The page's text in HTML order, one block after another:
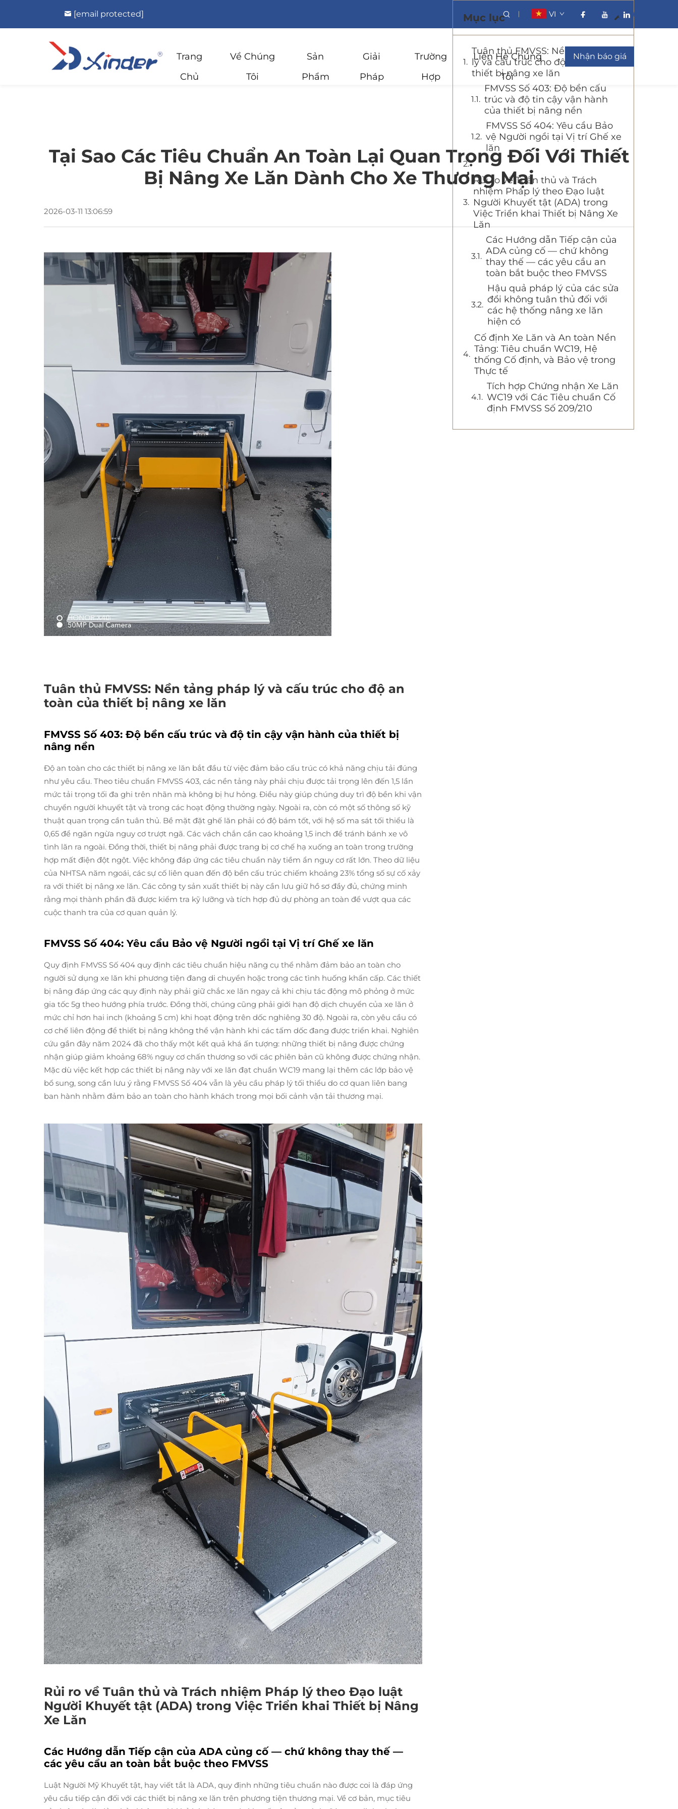
[email protected] VI
Trang
Chủ
Về Chúng
Tôi
Sản
Phẩm
Giải
Pháp
Trường
Hợp
Liên Hệ Chúng
Tôi
Nhận báo giá
Tại Sao Các Tiêu Chuẩn An Toàn Lại Quan Trọng Đối Với Thiết
Bị Nâng Xe Lăn Dành Cho Xe Thương Mại
2026-03-11 13:06:59
Tuân thủ FMVSS: Nền tảng pháp lý và cấu trúc cho độ an
toàn của thiết bị nâng xe lăn
FMVSS Số 403: Độ bền cấu trúc và độ tin cậy vận hành của thiết bị
nâng nền
Độ an toàn cho các thiết bị nâng xe lăn bắt đầu từ việc đảm bảo cấu trúc có khả năng chịu tải đúng
như yêu cầu. Theo tiêu chuẩn FMVSS 403, các nền tảng này phải chịu được tải trọng lên đến 1,5 lần
mức tải trọng tối đa ghi trên nhãn mà không bị hư hỏng. Điều này giúp chúng duy trì độ bền khi vận
chuyển người khuyết tật và trong các hoạt động thường ngày. Ngoài ra, còn có một số thông số kỹ
thuật quan trọng cần tuân thủ. Bề mặt đặt ghế lăn phải có độ bám tốt, với hệ số ma sát tối thiểu là
0,65 để ngăn ngừa nguy cơ trượt ngã. Các vách chắn cần cao khoảng 1,5 inch để tránh bánh xe vô
tình lăn ra ngoài. Đồng thời, thiết bị nâng phải được trang bị cơ chế hạ xuống an toàn trong trường
hợp mất điện đột ngột. Việc không đáp ứng các tiêu chuẩn này tiềm ẩn nguy cơ rất lớn. Theo dữ liệu
của NHTSA năm ngoái, các sự cố liên quan đến độ bền cấu trúc chiếm khoảng 23% tổng số sự cố xảy
ra với thiết bị nâng xe lăn. Các công ty sản xuất thiết bị này cần lưu giữ hồ sơ đầy đủ, chứng minh
rằng mọi thành phần đã được kiểm tra kỹ lưỡng và tích hợp đủ dự phòng an toàn để vượt qua các
cuộc thanh tra của cơ quan quản lý.
FMVSS Số 404: Yêu cầu Bảo vệ Người ngồi tại Vị trí Ghế xe lăn
Quy định FMVSS Số 404 quy định các tiêu chuẩn hiệu năng cụ thể nhằm đảm bảo an toàn cho
người sử dụng xe lăn khi phương tiện đang di chuyển hoặc trong các tình huống khẩn cấp. Các thiết
bị nâng đáp ứng các quy định này phải giữ chắc xe lăn ngay cả khi chịu tác động mô phỏng ở mức
gia tốc 5g theo hướng phía trước. Đồng thời, chúng cũng phải giới hạn độ dịch chuyển của xe lăn ở
mức chỉ hơn hai inch (khoảng 5 cm) khi hoạt động trên dốc nghiêng 30 độ. Ngoài ra, còn yêu cầu có
cơ chế liên động để thiết bị nâng không thể vận hành khi các tấm dốc đang được triển khai. Nghiên
cứu gần đây năm 2024 đã cho thấy một kết quả khá ấn tượng: những thiết bị nâng được chứng
nhận giúp giảm khoảng 68% nguy cơ chấn thương so với các phiên bản cũ không được chứng nhận.
Mặc dù việc kết hợp các thiết bị nâng này với xe lăn đạt chuẩn WC19 mang lại thêm các lớp bảo vệ
bổ sung, song cần lưu ý rằng FMVSS Số 404 vẫn là yêu cầu pháp lý tối thiểu do cơ quan liên bang
ban hành nhằm đảm bảo an toàn cho hành khách trong mọi bối cảnh vận tải thương mại.
Rủi ro về Tuân thủ và Trách nhiệm Pháp lý theo Đạo luật
Người Khuyết tật (ADA) trong Việc Triển khai Thiết bị Nâng
Xe Lăn
Các Hướng dẫn Tiếp cận của ADA củng cố — chứ không thay thế —
các yêu cầu an toàn bắt buộc theo FMVSS
Luật Người Mỹ Khuyết tật, hay viết tắt là ADA, quy định những tiêu chuẩn nào được coi là đáp ứng
yêu cầu tiếp cận đối với các thiết bị nâng xe lăn trên phương tiện thương mại. Về cơ bản, mục tiêu
Mục lục
Tuân thủ FMVSS: Nền tảng pháp
lý và cấu trúc cho độ an toàn của
thiết bị nâng xe lăn
FMVSS Số 403: Độ bền cấu
trúc và độ tin cậy vận hành
của thiết bị nâng nền
FMVSS Số 404: Yêu cầu Bảo
vệ Người ngồi tại Vị trí Ghế xe
lăn
Rủi ro về Tuân thủ và Trách
nhiệm Pháp lý theo Đạo luật
Người Khuyết tật (ADA) trong
Việc Triển khai Thiết bị Nâng Xe
Lăn
Các Hướng dẫn Tiếp cận của
ADA củng cố — chứ không
thay thế — các yêu cầu an
toàn bắt buộc theo FMVSS
Hậu quả pháp lý của các sửa
đổi không tuân thủ đối với
các hệ thống nâng xe lăn
hiện có
Cố định Xe Lăn và An toàn Nền
Tảng: Tiêu chuẩn WC19, Hệ
thống Cố định, và Bảo vệ trong
Thực tế
Tích hợp Chứng nhận Xe Lăn
WC19 với Các Tiêu chuẩn Cố
định FMVSS Số 209/210